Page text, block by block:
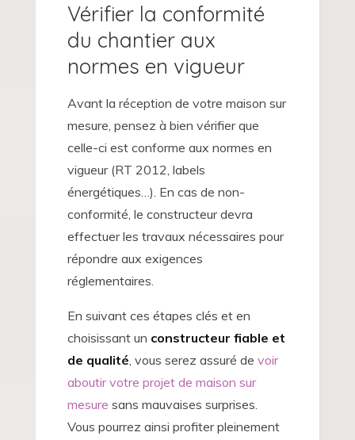
Vérifier la conformité
du chantier aux
normes en vigueur
Avant la réception de votre maison sur
mesure, pensez à bien vérifier que
celle-ci est conforme aux normes en
vigueur (RT 2012, labels
énergétiques…). En cas de non-
conformité, le constructeur devra
effectuer les travaux nécessaires pour
répondre aux exigences
réglementaires.
En suivant ces étapes clés et en
choisissant un constructeur fiable et
de qualité, vous serez assuré de voir
aboutir votre projet de maison sur
mesure sans mauvaises surprises.
Vous pourrez ainsi profiter pleinement